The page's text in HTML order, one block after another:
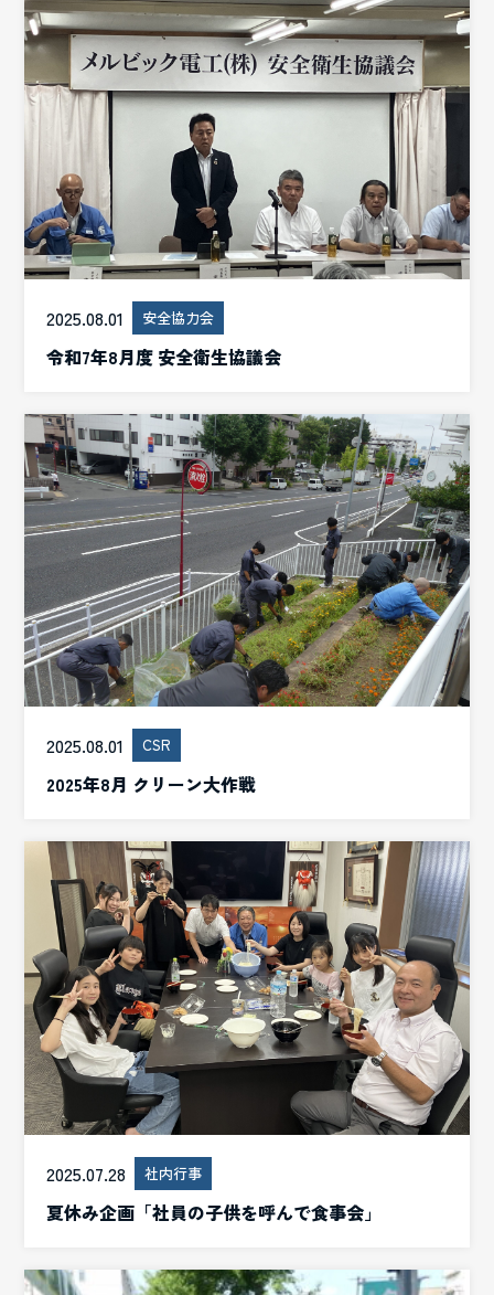
2025.08.01 安全協力会
令和7年8月度 安全衛生協議会
2025.08.01 CSR
2025年8月 クリーン大作戦
2025.07.28 社内行事
夏休み企画「社員の子供を呼んで食事会」